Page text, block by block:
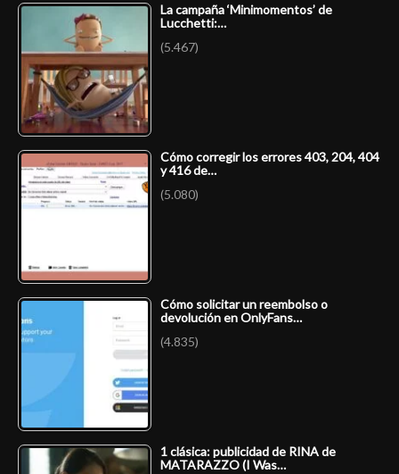
La campaña ‘Minimomentos’ de
Lucchetti:…
(5.467)
Cómo corregir los errores 403, 204, 404
y 416 de…
(5.080)
Cómo solicitar un reembolso o
devolución en OnlyFans…
(4.835)
1 clásica: publicidad de RINA de
MATARAZZO (I Was…